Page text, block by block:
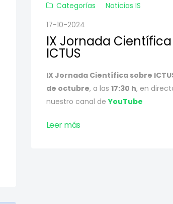
Categorías
Noticias IS
17-10-2024
IX Jornada
ICTUS
IX Jornada Científica sobre
de octubre, a las 17:30 h, en
nuestro canal deYouTube
Leer más